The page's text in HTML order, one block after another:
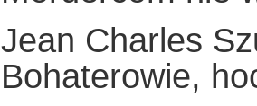
Jean Charles
Bohaterowie,